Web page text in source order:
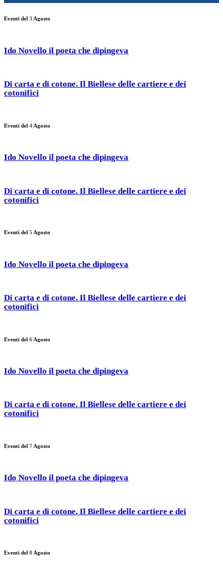
Eventi del 3 Agosto
Ido Novello il poeta che dipingeva
Di carta e di cotone. Il Biellese delle cartiere e dei
cotonifici
Eventi del 4 Agosto
Ido Novello il poeta che dipingeva
Di carta e di cotone. Il Biellese delle cartiere e dei
cotonifici
Eventi del 5 Agosto
Ido Novello il poeta che dipingeva
Di carta e di cotone. Il Biellese delle cartiere e dei
cotonifici
Eventi del 6 Agosto
Ido Novello il poeta che dipingeva
Di carta e di cotone. Il Biellese delle cartiere e dei
cotonifici
Eventi del 7 Agosto
Ido Novello il poeta che dipingeva
Di carta e di cotone. Il Biellese delle cartiere e dei
cotonifici
Eventi del 8 Agosto